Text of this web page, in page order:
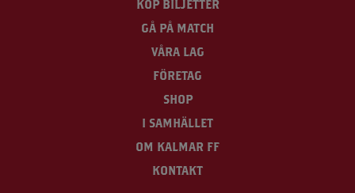
KÖP BILJETTER
GÅ PÅ MATCH
VÅRA LAG
FÖRETAG
SHOP
I SAMHÄLLET
OM KALMAR FF
KONTAKT